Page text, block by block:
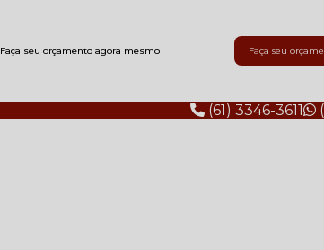
Faça seu orçamento agora mesmo Faça seu
(61) 3346-3611